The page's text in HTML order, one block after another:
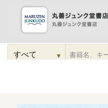
コンテンツに
進む
検
▾